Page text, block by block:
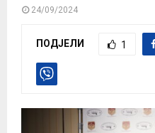
24/09/2024
ПОДЈЕЛИ 1